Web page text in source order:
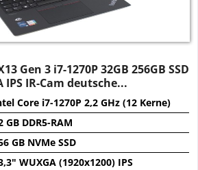
Gen 3 i7-1270P 32GB 256GB SSD
IPS IR-Cam deutsche...
Core i7-1270P 2,2 GHz (12 Kerne)
GB DDR5-RAM
GB NVMe SSD
WUXGA (1920x1200) IPS